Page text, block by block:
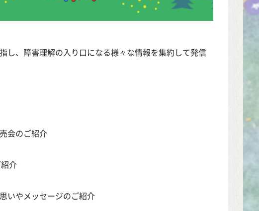
し、障害理解の入り口になる様々な情報を集約して発信
会のご紹介
介
いやメッセージのご紹介